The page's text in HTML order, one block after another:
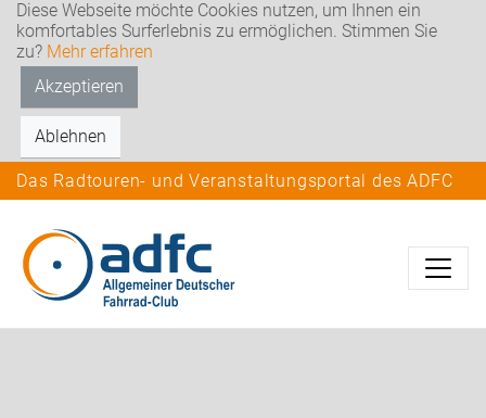
Diese Webseite möchte Cookies nutzen, um Ihnen ein
komfortables Surferlebnis zu ermöglichen. Stimmen Sie
zu? Mehr erfahren
Akzeptieren
Ablehnen
Das Radtouren- und Veranstaltungsportal des ADFC